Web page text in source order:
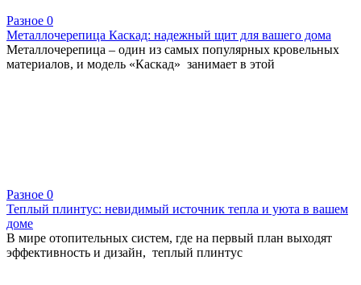
Разное 0
Металлочерепица Каскад: надежный щит для вашего дома
Металлочерепица – один из самых популярных кровельных
материалов, и модель «Каскад» занимает в этой
Разное 0
Теплый плинтус: невидимый источник тепла и уюта в вашем
доме
В мире отопительных систем, где на первый план выходят
эффективность и дизайн, теплый плинтус